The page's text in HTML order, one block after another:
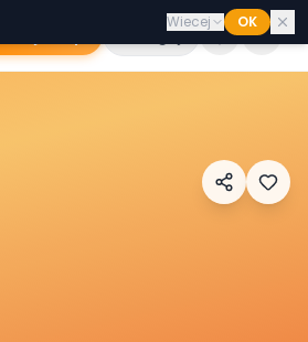
Zaloguj
Wiecej OK